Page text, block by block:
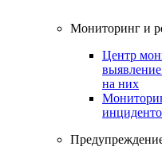
Мониторинг и
Центр
на них